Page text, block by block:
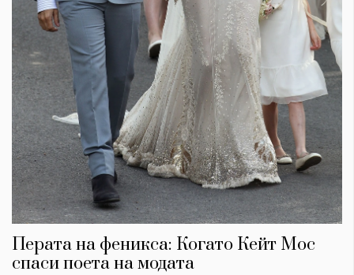
Перата на феникса: Когато Кейт Мос
спаси поета на модата